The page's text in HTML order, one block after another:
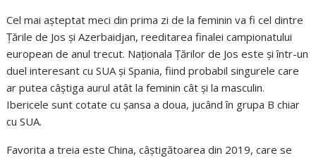
Cel mai așteptat meci din prima zi de la feminin va fi cel dintre
Țările de Jos și Azerbaidjan, reeditarea finalei campionatului
european de anul trecut. Naționala Țărilor de Jos este și într-un
duel interesant cu SUA și Spania, fiind probabil singurele care
ar putea câștiga aurul atât la feminin cât și la masculin.
Ibericele sunt cotate cu șansa a doua, jucând în grupa B chiar
cu SUA.
Favorita a treia este China, câștigătoarea din 2019, care se